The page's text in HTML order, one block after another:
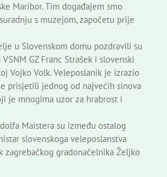
Maribor. Tim događajem smo
s muzejom, započetu prije
u Slovenskom domu pozdravili su
GZ Franc Strašek i slovenski
Vojko Volk. Veleposlanik je izrazio
prisjetili jednog od najvećih sinova
je mnogima uzor za hrabrost i
Maistera su između ostalog
slovenskoga veleposlanstva
zagrebačkog gradonačelnika Željko